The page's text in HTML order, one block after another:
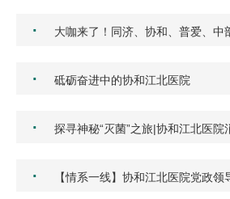
· 大咖来了！同济、协和、普爱、
· 砥砺奋进中的协和江北医院
· 探寻神秘“灭菌”之旅|协和江北医
· 【情系一线】协和江北医院党政